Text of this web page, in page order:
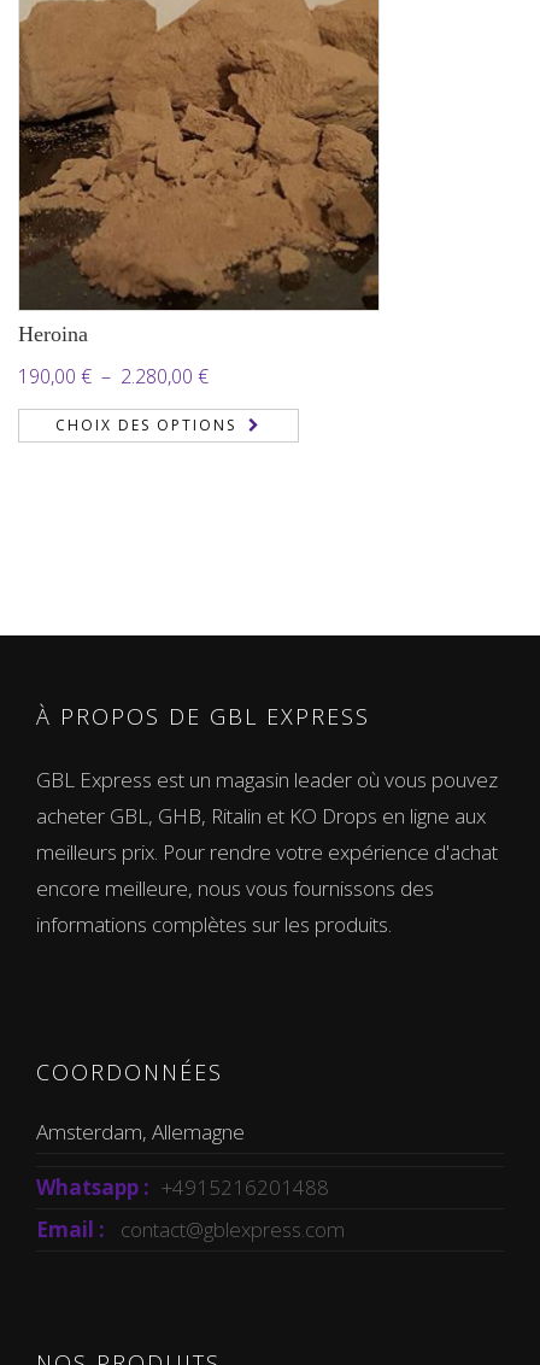
Heroina
190,00 € – 2.280,00 €Plage
de
prix :
CHOIX DES OPTIONS
À PROPOS DE GBL EXPRESS
GBL Express est un magasin leader où vous pouvez
acheter GBL, GHB, Ritalin et KO Drops en ligne aux
meilleurs prix. Pour rendre votre expérience d'achat
encore meilleure, nous vous fournissons des
informations complètes sur les produits.
COORDONNÉES
Amsterdam, Allemagne
Whatsapp : +4915216201488
Email :
contact@gblexpress.com